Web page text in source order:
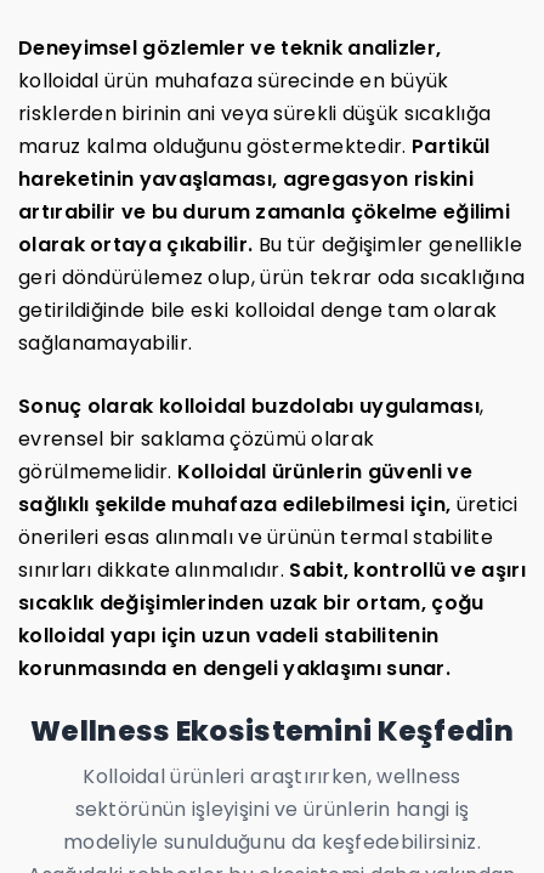
Deneyimsel gözlemler ve teknik analizler,
kolloidal ürün muhafaza sürecinde en büyük
risklerden birinin ani veya sürekli düşük sıcaklığa
maruz kalma olduğunu göstermektedir. Partikül
hareketinin yavaşlaması, agregasyon riskini
artırabilir ve bu durum zamanla çökelme eğilimi
olarak ortaya çıkabilir. Bu tür değişimler genellikle
geri döndürülemez olup, ürün tekrar oda sıcaklığına
getirildiğinde bile eski kolloidal denge tam olarak
sağlanamayabilir.
Sonuç olarak kolloidal buzdolabı uygulaması,
evrensel bir saklama çözümü olarak
görülmemelidir. Kolloidal ürünlerin güvenli ve
sağlıklı şekilde muhafaza edilebilmesi için, üretici
önerileri esas alınmalı ve ürünün termal stabilite
sınırları dikkate alınmalıdır. Sabit, kontrollü ve aşırı
sıcaklık değişimlerinden uzak bir ortam, çoğu
kolloidal yapı için uzun vadeli stabilitenin
korunmasında en dengeli yaklaşımı sunar.
Wellness Ekosistemini Keşfedin
Kolloidal ürünleri araştırırken, wellness
sektörünün işleyişini ve ürünlerin hangi iş
modeliyle sunulduğunu da keşfedebilirsiniz.